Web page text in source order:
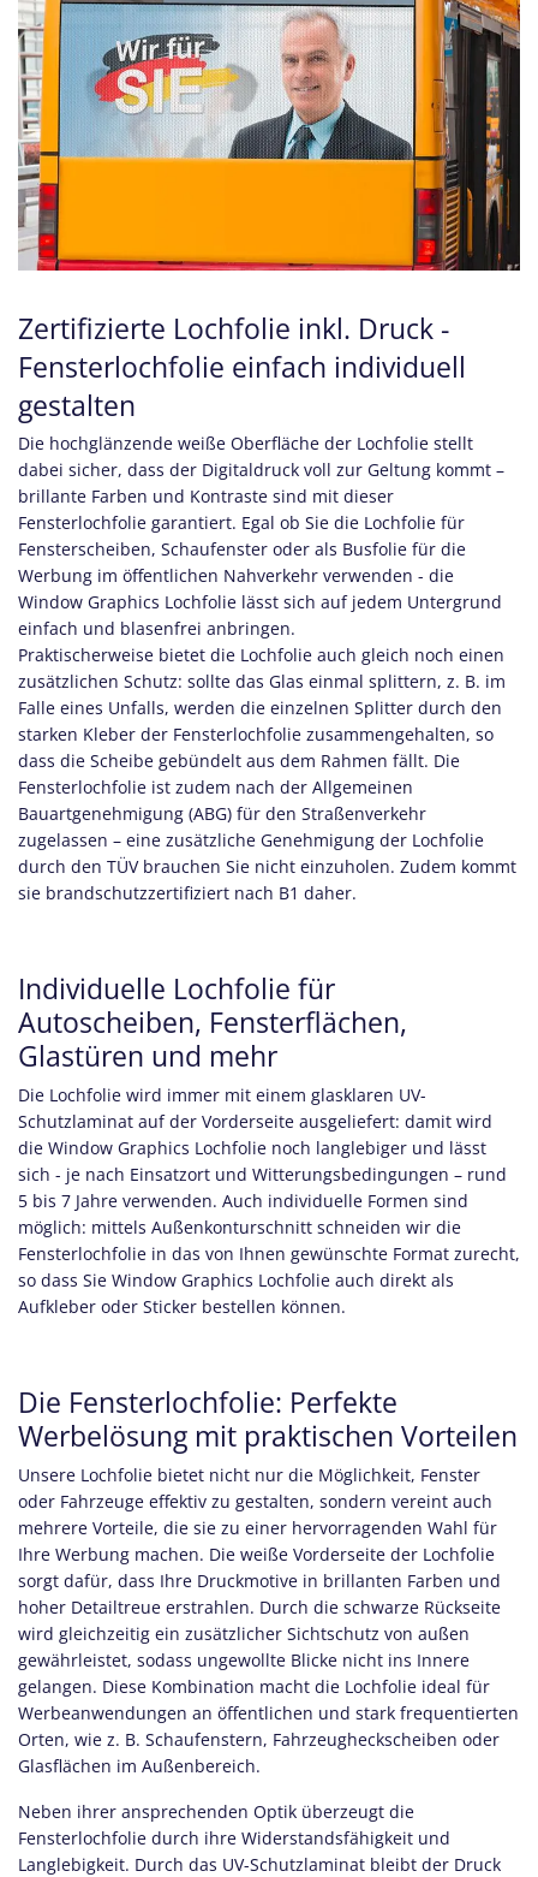
Zertifizierte Lochfolie inkl. Druck -
Fensterlochfolie einfach individuell
gestalten
Die hochglänzende weiße Oberfläche der Lochfolie stellt
dabei sicher, dass der Digitaldruck voll zur Geltung kommt –
brillante Farben und Kontraste sind mit dieser
Fensterlochfolie garantiert. Egal ob Sie die Lochfolie für
Fensterscheiben, Schaufenster oder als Busfolie für die
Werbung im öffentlichen Nahverkehr verwenden - die
Window Graphics Lochfolie lässt sich auf jedem Untergrund
einfach und blasenfrei anbringen.
Praktischerweise bietet die Lochfolie auch gleich noch einen
zusätzlichen Schutz: sollte das Glas einmal splittern, z. B. im
Falle eines Unfalls, werden die einzelnen Splitter durch den
starken Kleber der Fensterlochfolie zusammengehalten, so
dass die Scheibe gebündelt aus dem Rahmen fällt. Die
Fensterlochfolie ist zudem nach der Allgemeinen
Bauartgenehmigung (ABG) für den Straßenverkehr
zugelassen – eine zusätzliche Genehmigung der Lochfolie
durch den TÜV brauchen Sie nicht einzuholen. Zudem kommt
sie brandschutzzertifiziert nach B1 daher.
Individuelle Lochfolie für
Autoscheiben, Fensterflächen,
Glastüren und mehr
Die Lochfolie wird immer mit einem glasklaren UV-
Schutzlaminat auf der Vorderseite ausgeliefert: damit wird
die Window Graphics Lochfolie noch langlebiger und lässt
sich - je nach Einsatzort und Witterungsbedingungen – rund
5 bis 7 Jahre verwenden. Auch individuelle Formen sind
möglich: mittels Außenkonturschnitt schneiden wir die
Fensterlochfolie in das von Ihnen gewünschte Format zurecht,
so dass Sie Window Graphics Lochfolie auch direkt als
Aufkleber oder Sticker bestellen können.
Die Fensterlochfolie: Perfekte
Werbelösung mit praktischen Vorteilen
Unsere Lochfolie bietet nicht nur die Möglichkeit, Fenster
oder Fahrzeuge effektiv zu gestalten, sondern vereint auch
mehrere Vorteile, die sie zu einer hervorragenden Wahl für
Ihre Werbung machen. Die weiße Vorderseite der Lochfolie
sorgt dafür, dass Ihre Druckmotive in brillanten Farben und
hoher Detailtreue erstrahlen. Durch die schwarze Rückseite
wird gleichzeitig ein zusätzlicher Sichtschutz von außen
gewährleistet, sodass ungewollte Blicke nicht ins Innere
gelangen. Diese Kombination macht die Lochfolie ideal für
Werbeanwendungen an öffentlichen und stark frequentierten
Orten, wie z. B. Schaufenstern, Fahrzeugheckscheiben oder
Glasflächen im Außenbereich.
Neben ihrer ansprechenden Optik überzeugt die
Fensterlochfolie durch ihre Widerstandsfähigkeit und
Langlebigkeit. Durch das UV-Schutzlaminat bleibt der Druck